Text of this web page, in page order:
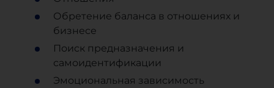
Обретение баланса в отношениях и
бизнесе
Поиск предназначения и
самоидентификации
Эмоциональная зависимость